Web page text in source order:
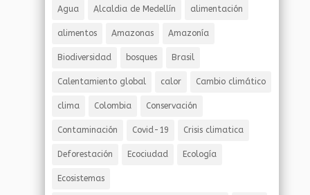
Agua Alcaldia de Medellín alimentación
alimentos Amazonas Amazonía
Biodiversidad bosques Brasil
Calentamiento global calor Cambio climático
clima Colombia Conservación
Contaminación Covid-19 Crisis climatica
Deforestación Ecociudad Ecología
Ecosistemas